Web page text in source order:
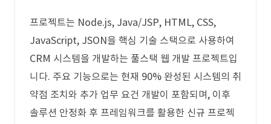
프로젝트는 Node.js, Java/JSP, HTML, CSS,
JavaScript, JSON을 핵심 기술 스택으로 사용하여
CRM 시스템을 개발하는 풀스택 웹 개발 프로젝트입
니다. 주요 기능으로는 현재 90% 완성된 시스템의 취
약점 조치와 추가 업무 요건 개발이 포함되며, 이후
솔루션 안정화 후 프레임워크를 활용한 신규 프로젝